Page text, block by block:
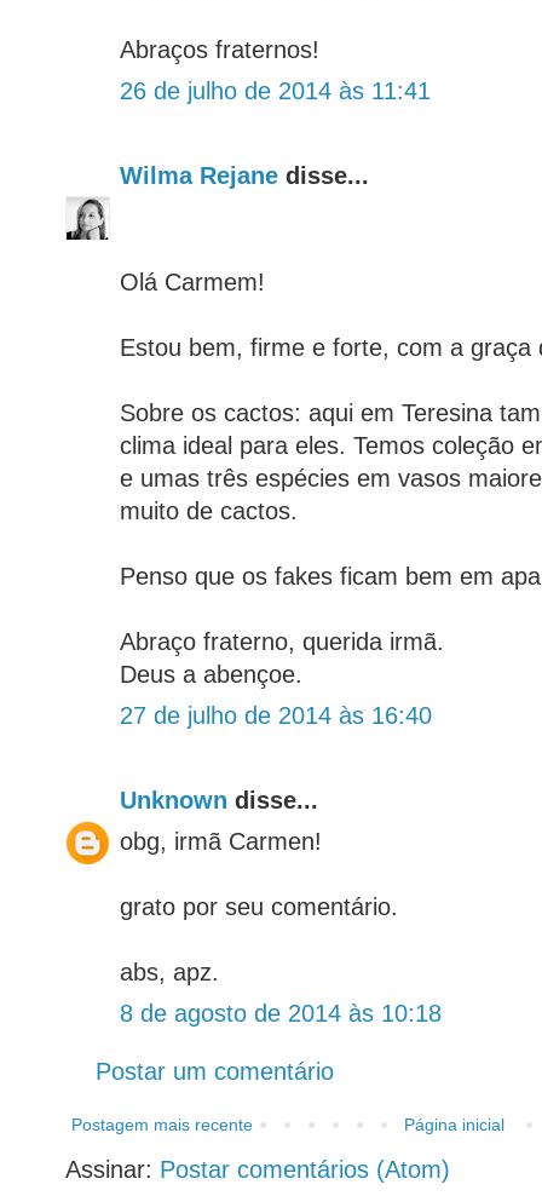
Abraços fraternos!
26 de julho de 2014 às 11:41
Wilma Rejane disse...
Olá Carmem!
Estou bem, firme e forte, com a graça
Sobre os cactos: aqui em Teresina
clima ideal para eles. Temos coleção
e umas três espécies em vasos
muito de cactos.
Penso que os fakes ficam bem em
Abraço fraterno, querida irmã.
Deus a abençoe.
27 de julho de 2014 às 16:40
Unknown disse...
obg, irmã Carmen!
grato por seu comentário.
abs, apz.
8 de agosto de 2014 às 10:18
Postar um comentário
Postagem mais recente Página inicial
Assinar: Postar comentários (Atom)